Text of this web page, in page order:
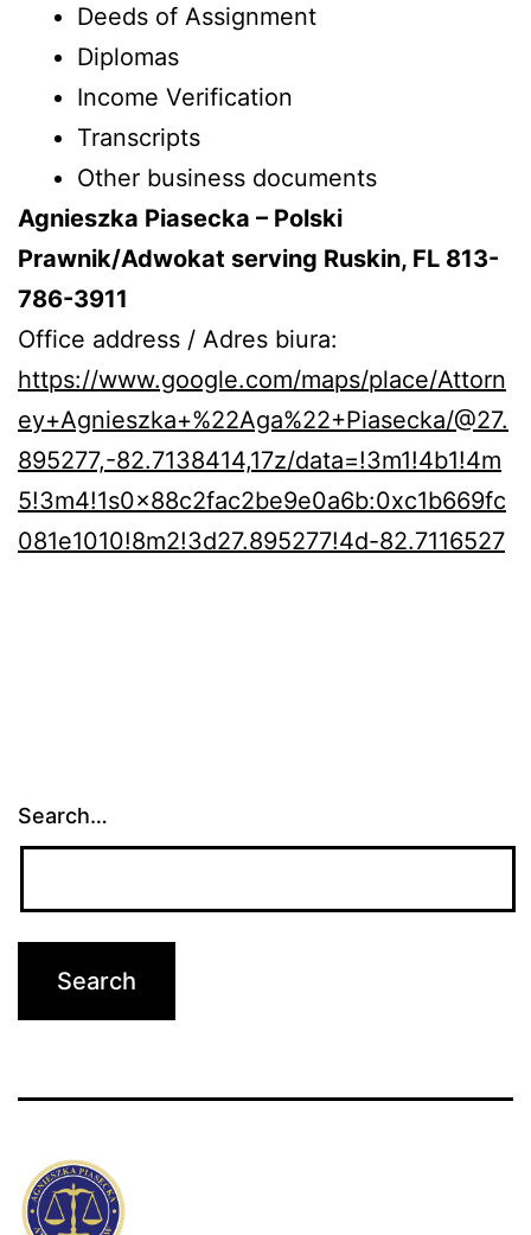
Deeds of Assignment
Diplomas
Income Verification
Transcripts
Other business documents
Agnieszka Piasecka – Polski
Prawnik/Adwokat serving Ruskin, FL 813-
786-3911
Office address / Adres biura:
https://www.google.com/maps/place/Attorn
ey+Agnieszka+%22Aga%22+Piasecka/@27.
895277,-82.7138414,17z/data=!3m1!4b1!4m
5!3m4!1s0x88c2fac2be9e0a6b:0xc1b669fc
081e1010!8m2!3d27.895277!4d-82.7116527
Search…